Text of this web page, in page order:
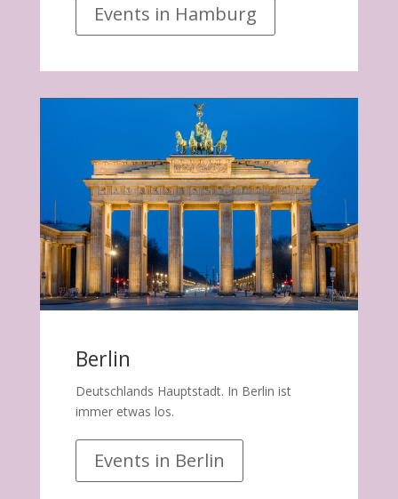
Events in Hamburg
Berlin
Deutschlands Hauptstadt. In Berlin ist
immer etwas los.
Events in Berlin